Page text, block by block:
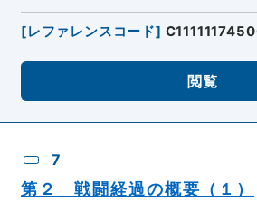
[レファレンスコード]
閲覧
7
第２ 戦闘経過の概要（１）